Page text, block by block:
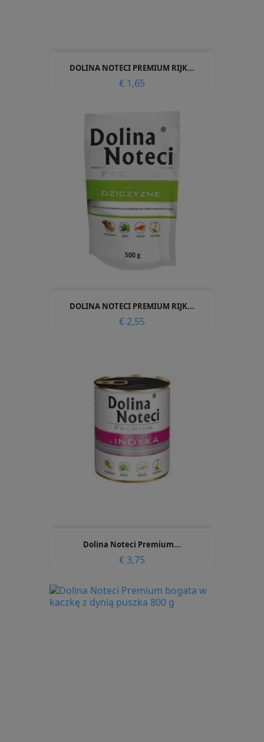
DOLINA NOTECI PREMIUM RIJK...
Prijs
€ 1,65
DOLINA NOTECI PREMIUM RIJK...
Prijs
€ 2,55
Dolina Noteci Premium...
Prijs
€ 3,75